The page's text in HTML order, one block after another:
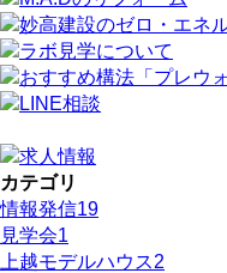
カテゴリ
情報発信19
見学会1
上越モデルハウス2